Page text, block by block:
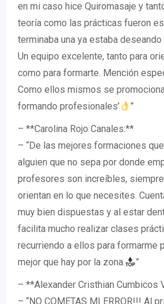
en mi caso hice Quiromasaje y
teoría como las prácticas fueron
terminaba una ya estaba
Un equipo excelente, tanto para
como para formarte. Mención
Como ellos mismos se
formando profesionales’
”
– **Carolina Rojo Canales:**
– “De las mejores formaciones
alguien que no sepa por donde
profesores son increíbles,
orientan en lo que necesites.
muy bien dispuestas y al estar
facilita mucho realizar clases
recurriendo a ellos para formarme
mejor que hay por la zona.
”
– **Alexander Cristhian Cumbicos
– “NO COMETAS MI ERROR!!! Al